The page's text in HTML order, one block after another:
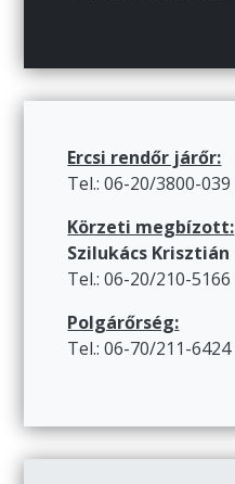
Ercsi rendőr járőr:
Tel.: 06-20/3800-039
Körzeti megbízott:
Szilukács Krisztián
Tel.: 06-20/210-5166
Polgárőrség:
Tel.: 06-70/211-6424